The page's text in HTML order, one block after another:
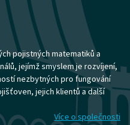
pojistných matematiků a
jejímž smyslem je rozvíjení,
nezbytných pro fungování
jejich klientů a další
Více o společnosti